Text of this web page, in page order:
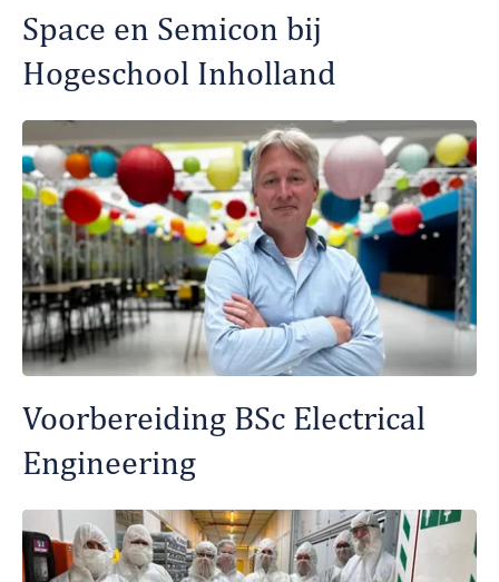
Space en Semicon bij
Hogeschool Inholland
Voorbereiding BSc Electrical
Engineering